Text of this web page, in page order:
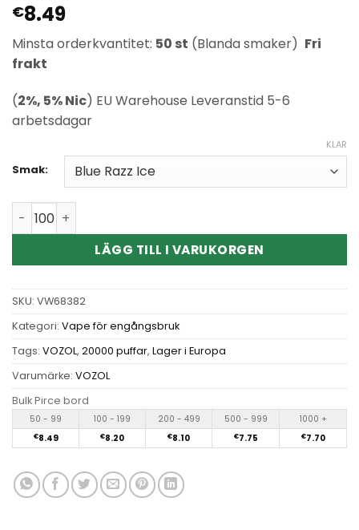
Betygsatt
4.5av 5
6
kundrecensioner
€8.49
Minsta orderkvantitet: 50 st (Blanda smaker) Fri
frakt
(2%, 5% Nic) EU Warehouse Leveranstid 5-6
arbetsdagar
Smak:
KLAR
Wholesale Vozol Star 20000 Puffs Disposable Vape
LÄGG TILL I VARUKORGEN
SKU: VW68382
Kategori: Vape för engångsbruk
Tags: VOZOL, 20000 puffar, Lager i Europa
Varumärke: VOZOL
Bulk Pirce bord
50 - 99 100 - 199 200 - 499 500 - 999 1000 +
€8.49 €8.20 €8.10 €7.75 €7.70